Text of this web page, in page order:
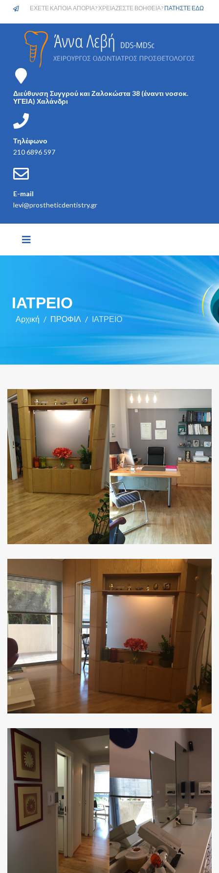
ΕΧΕΤΕ ΚΑΠΟΙΑ ΑΠΟΡΙΑ? ΧΡΕΙΑΖΕΣΤΕ ΒΟΗΘΕΙΑ? ΠΑΤΗΣΤΕ ΕΔΩ
Διεύθυνση Συγγρού και Ζαλοκώστα 38 (έναντι νοσοκ.
ΥΓΕΙΑ) Χαλάνδρι
Τηλέφωνο
210 6896 597
E-mail
levi@prostheticdentistry.gr
ΙΑΤΡΕΙΟ
Αρχική ΠΡΟΦΙΛ ΙΑΤΡΕΙΟ